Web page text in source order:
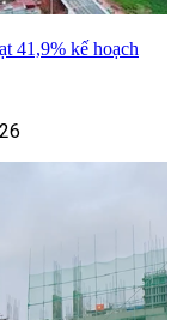
41,9% kế hoạch